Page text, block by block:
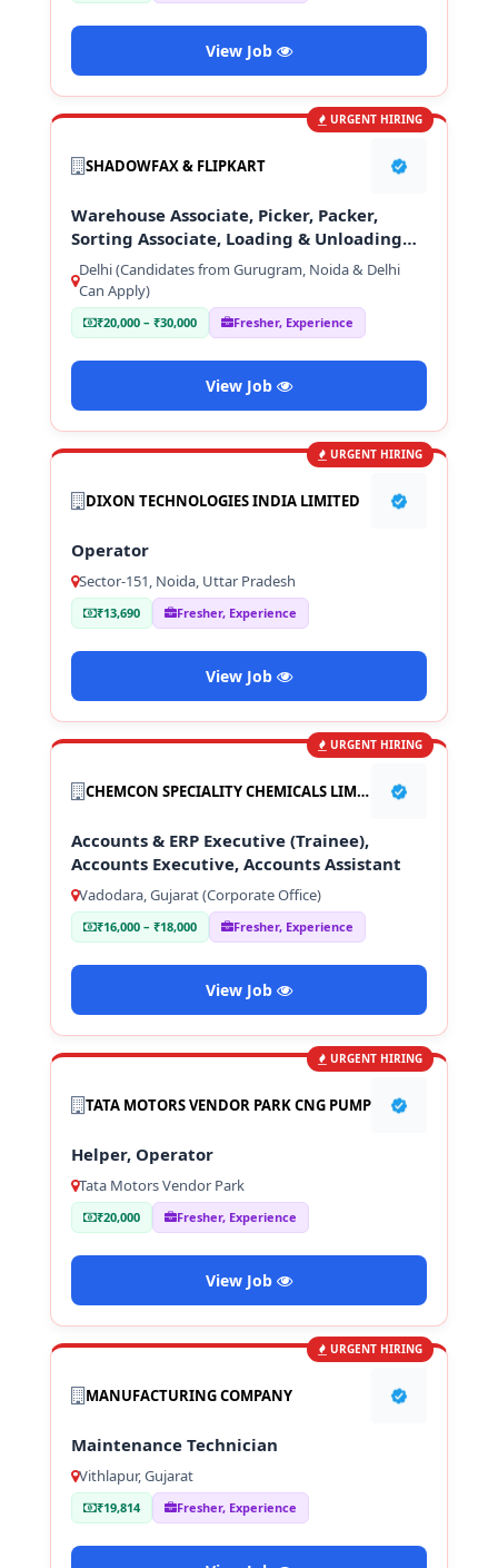
View Job
URGENT HIRING
SHADOWFAX & FLIPKART
Warehouse Associate, Picker, Packer,
Sorting Associate, Loading & Unloading
Staff
Delhi (Candidates from Gurugram, Noida & Delhi
Can Apply)
₹20,000 – ₹30,000 Fresher, Experience
View Job
URGENT HIRING
DIXON TECHNOLOGIES INDIA LIMITED
Operator
Sector-151, Noida, Uttar Pradesh
₹13,690 Fresher, Experience
View Job
URGENT HIRING
CHEMCON SPECIALITY CHEMICALS LIMITED
Accounts & ERP Executive (Trainee),
Accounts Executive, Accounts Assistant
Vadodara, Gujarat (Corporate Office)
₹16,000 – ₹18,000 Fresher, Experience
View Job
URGENT HIRING
TATA MOTORS VENDOR PARK CNG PUMP
Helper, Operator
Tata Motors Vendor Park
₹20,000 Fresher, Experience
View Job
URGENT HIRING
MANUFACTURING COMPANY
Maintenance Technician
Vithlapur, Gujarat
₹19,814 Fresher, Experience